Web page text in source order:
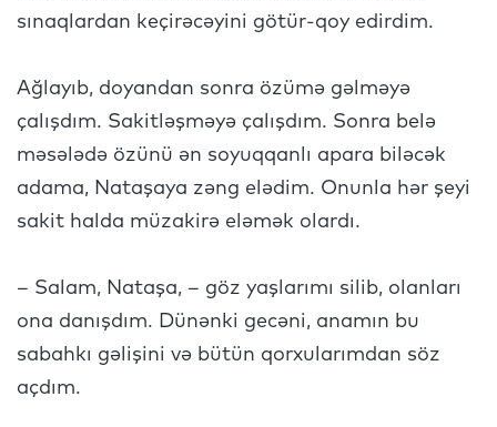
sınaqlardan keçirəcəyini götür-qoy edirdim.
Ağlayıb, doyandan sonra özümə gəlməyə
çalışdım. Sakitləşməyə çalışdım. Sonra belə
məsələdə özünü ən soyuqqanlı apara biləcək
adama, Nataşaya zəng elədim. Onunla hər şeyi
sakit halda müzakirə eləmək olardı.
– Salam, Nataşa, – göz yaşlarımı silib, olanları
ona danışdım. Dünənki gecəni, anamın bu
sabahkı gəlişini və bütün qorxularımdan söz
açdım.